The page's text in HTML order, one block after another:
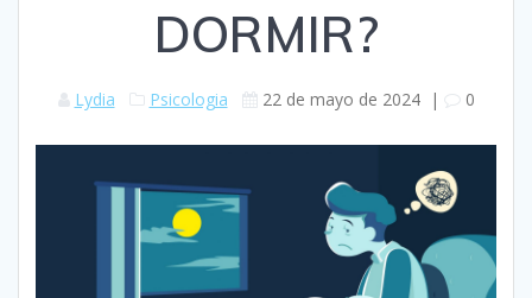
DORMIR?
Lydia Psicologia 22 de mayo de 2024| 0